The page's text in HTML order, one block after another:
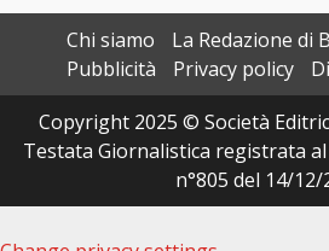
Chi siamo
La Redazione di
Pubblicità
Privacy policy
Copyright 2025 © Società
Testata Giornalistica registrata
n°805 del 14/12/